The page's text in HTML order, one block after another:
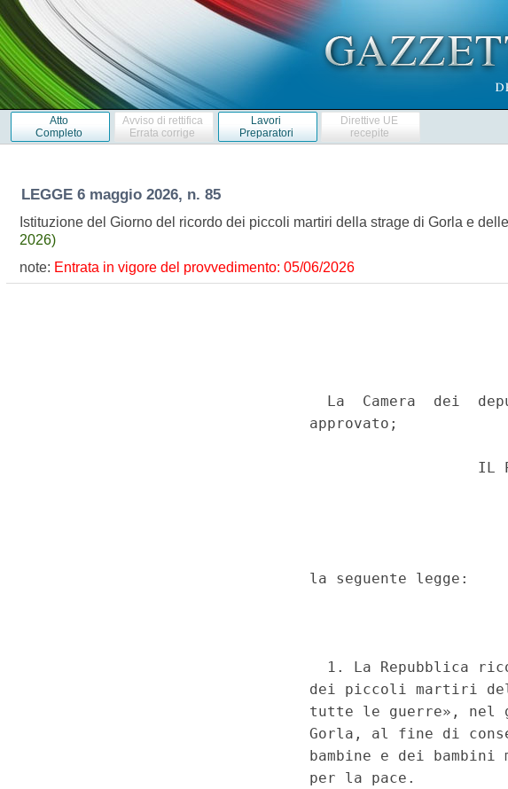
Atto
Completo
Avviso di rettifica
Errata corrige
Lavori
Preparatori
Direttive UE
recepite
LEGGE 6 maggio 2026, n. 85
Istituzione del Giorno del ricordo dei piccoli martiri della strage di Gorla e
2026)
note: Entrata in vigore del provvedimento: 05/06/2026